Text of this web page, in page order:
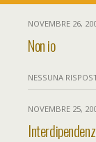
NOVEMBRE 26,
Non io
NESSUNA
NOVEMBRE 25,